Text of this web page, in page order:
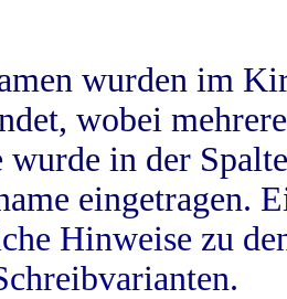
wurden im
wobei
in der
eingetragen.
Hinweise zu